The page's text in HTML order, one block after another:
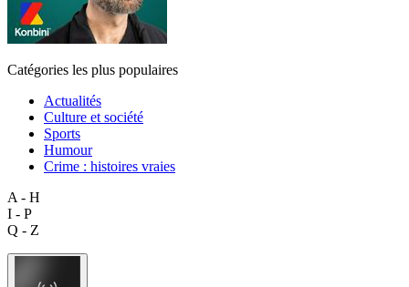
Catégories les plus populaires
Actualités
Culture et société
Sports
Humour
Crime : histoires vraies
A - H
I - P
Q - Z